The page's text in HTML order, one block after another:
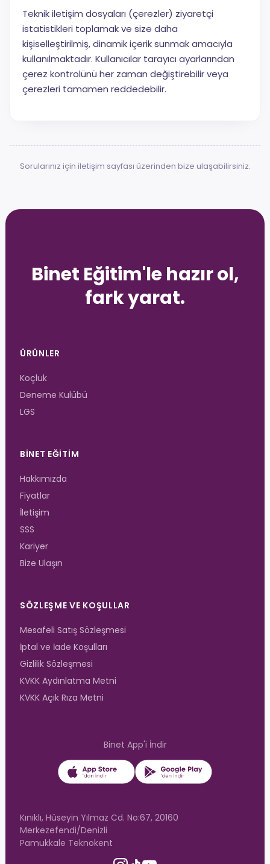
Teknik iletişim dosyaları (çerezler) ziyaretçi
istatistikleri toplamak ve size daha
kişiselleştirilmiş, dinamik içerik sunmak amacıyla
kullanılmaktadır. Kullanıcılar tarayıcı ayarlarından
çerez kontrolünü her zaman değiştirebilir veya
çerezleri tamamen reddedebilir.
Sorularınız için iletişim sayfası üzerinden bize ulaşabilirsiniz.
Binet Eğitim'le hazır ol,
fark yarat.
ÜRÜNLER
Koçluk
Deneme Kulübü
LGS
BINET EĞITIM
Hakkımızda
Fiyatlar
İletişim
SSS
Kariyer
Bize Ulaşın
SÖZLEŞME VE KOŞULLAR
Mesafeli Satış Sözleşmesi
İptal ve İade Koşulları
Gizlilik Sözleşmesi
KVKK Aydınlatma Metni
KVKK Açık Rıza Metni
Binet App'i İndir
Kınıklı, Hüseyin Yılmaz Cd. No:67, 20160
Merkezefendi/Denizli
Pamukkale Teknokent